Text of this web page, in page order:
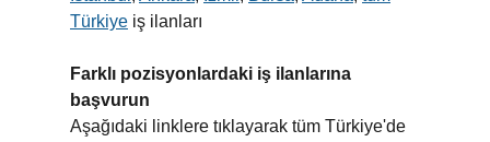
Türkiye iş ilanları
Farklı pozisyonlardaki iş ilanlarına
başvurun
Aşağıdaki linklere tıklayarak tüm Türkiye'de